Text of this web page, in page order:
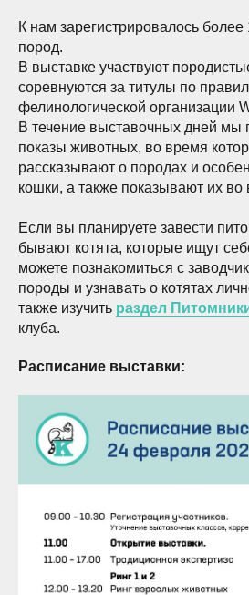
К нам зарегистрировалось
пород.
В выставке участвуют
соревнуются за титулы по
фелинологической организации
В течение выставочных дней мы
показы животных, во время
рассказывают о породах и
кошки, а также показывают их во
Если вы планируете завести
бывают котята, которые ищут
можете познакомиться с
породы и узнавать о котятах
также изучить раздел
клуба.
Расписание выставки: